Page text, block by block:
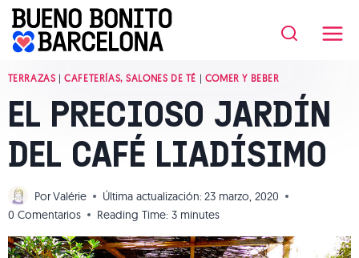
Saltar
contenido
TERRAZAS |CAFETERÍAS, SALONES DE TÉ | COMER Y BEBER
EL PRECIOSO JARDÍN
DEL CAFÉ LIADÍSIMO
Por Valérie Última actualización: 23 marzo, 2020
0 Comentarios
Reading Time: 3 minutes